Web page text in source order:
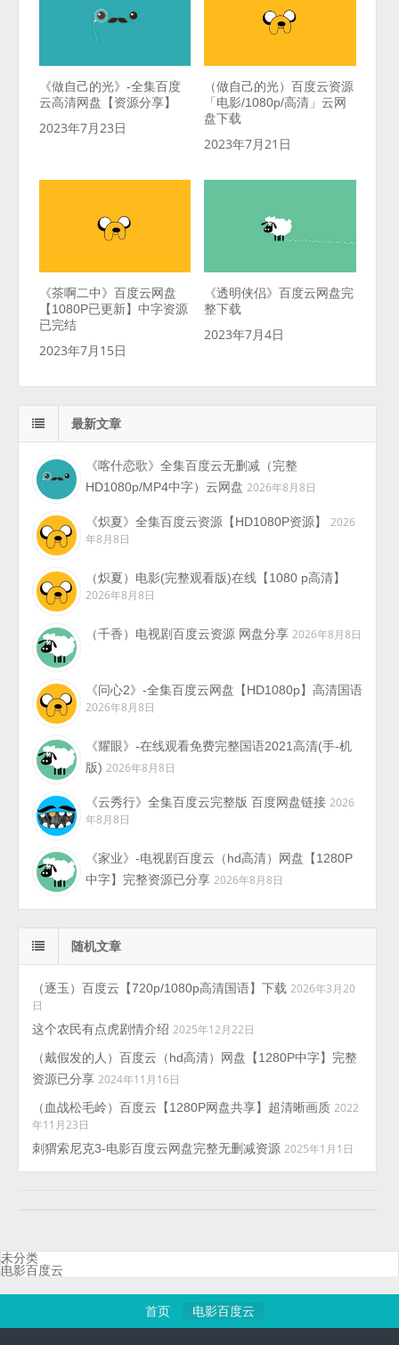
《做自己的光》-全集百度
云高清网盘【资源分享】
2023年7月23日
（做自己的光）百度云资源
「电影/1080p/高清」云网
盘下载
2023年7月21日
《茶啊二中》百度云网盘
【1080P已更新】中字资源
已完结
2023年7月15日
《透明侠侣》百度云网盘完
整下载
2023年7月4日
最新文章
《喀什恋歌》全集百度云无删减（完整
HD1080p/MP4中字）云网盘 2026年8月8日
《炽夏》全集百度云资源【HD1080P资源】
2026
年8月8日
（炽夏）电影(完整观看版)在线【1080 p高清】
2026年8月8日
（千香）电视剧百度云资源 网盘分享 2026年8月8日
《问心2》-全集百度云网盘【HD1080p】高清国语
2026年8月8日
《耀眼》-在线观看免费完整国语2021高清(手-机
版) 2026年8月8日
《云秀行》全集百度云完整版 百度网盘链接 2026
年8月8日
《家业》-电视剧百度云（hd高清）网盘【1280P
中字】完整资源已分享 2026年8月8日
随机文章
（逐玉）百度云【720p/1080p高清国语】下载 2026年3月20
日
这个农民有点虎剧情介绍 2025年12月22日
（戴假发的人）百度云（hd高清）网盘【1280P中字】完整
资源已分享 2024年11月16日
（血战松毛岭）百度云【1280P网盘共享】超清晰画质 2022
年11月23日
刺猬索尼克3-电影百度云网盘完整无删减资源 2025年1月1日
未分类
电影百度云
首页 电影百度云